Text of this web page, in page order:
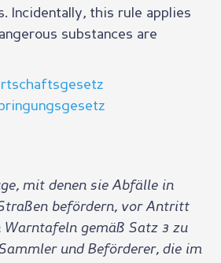
Incidentally, this rule applies
substances are
mit denen sie Abfälle in
befördern, vor Antritt
gemäß Satz 3 zu
und Beförderer, die im